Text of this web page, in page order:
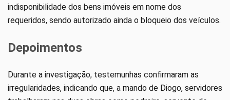
indisponibilidade dos bens imóveis em nome dos
requeridos, sendo autorizado ainda o bloqueio dos veículos.
Depoimentos
Durante a investigação, testemunhas confirmaram as
irregularidades, indicando que, a mando de Diogo, servidores